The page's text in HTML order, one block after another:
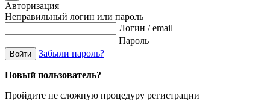
Авторизация
Неправильный логин или пароль
Логин / email
Пароль
Войти Забыли пароль?
Новый пользователь?
Пройдите не сложную процедуру регистрации